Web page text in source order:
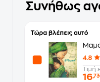
Συνήθως
Τώρα βλέπεις αυτό
4.8
Τιμή
16